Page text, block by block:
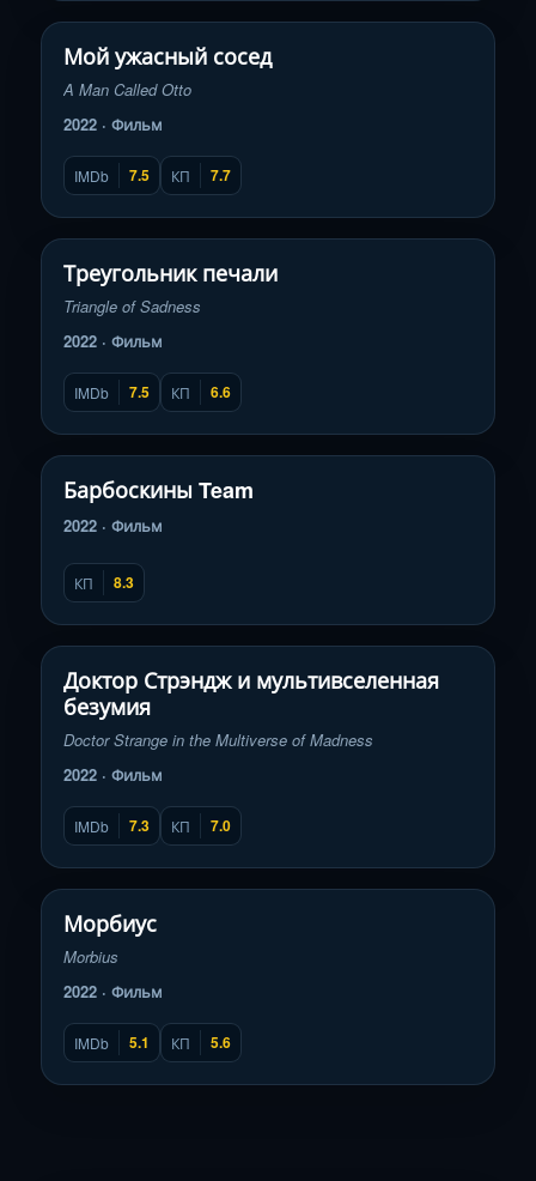
▶
Мой ужасный сосед
A Man Called Otto
2022 · Фильм
IMDb 7.5 КП 7.7
▶
Треугольник печали
Triangle of Sadness
2022 · Фильм
IMDb 7.5 КП 6.6
▶
Барбоскины Team
2022 · Фильм
КП 8.3
▶
Доктор Стрэндж и мультивселенная
безумия
Doctor Strange in the Multiverse of Madness
2022 · Фильм
IMDb 7.3 КП 7.0
▶
Морбиус
Morbius
2022 · Фильм
IMDb 5.1 КП 5.6